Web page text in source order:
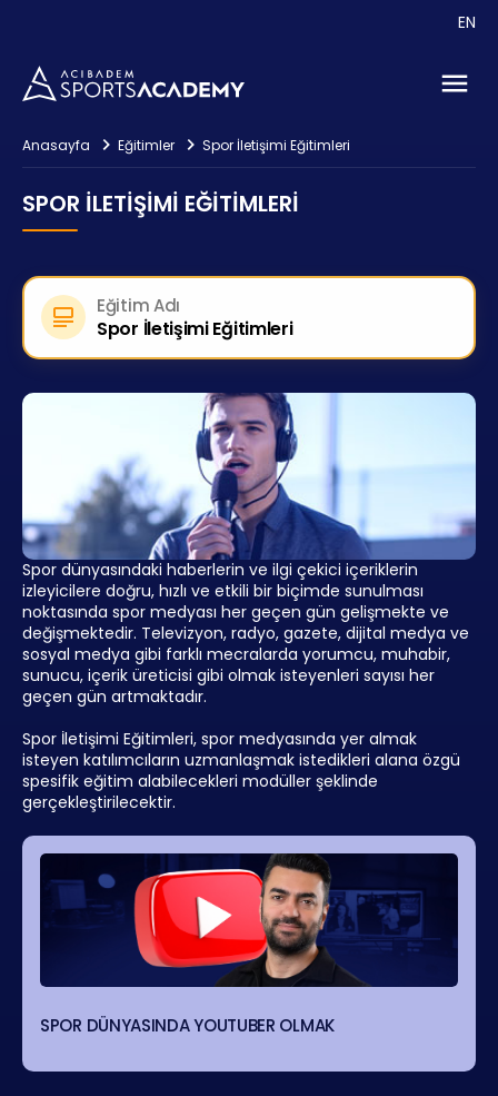
EN
İletişim
Anasayfa Eğitimler Spor İletişimi Eğitimleri
SPOR İLETIŞIMI EĞITIMLERI
Spor dünyasındaki haberlerin ve ilgi çekici içeriklerin
izleyicilere doğru, hızlı ve etkili bir biçimde sunulması
noktasında spor medyası her geçen gün gelişmekte ve
değişmektedir. Televizyon, radyo, gazete, dijital medya ve
sosyal medya gibi farklı mecralarda yorumcu, muhabir,
sunucu, içerik üreticisi gibi olmak isteyenleri sayısı her
geçen gün artmaktadır.
Spor İletişimi Eğitimleri, spor medyasında yer almak
isteyen katılımcıların uzmanlaşmak istedikleri alana özgü
spesifik eğitim alabilecekleri modüller şeklinde
gerçekleştirilecektir.
SPOR DÜNYASINDA YOUTUBER OLMAK
Eğitim Adı
Spor İletişimi Eğitimleri